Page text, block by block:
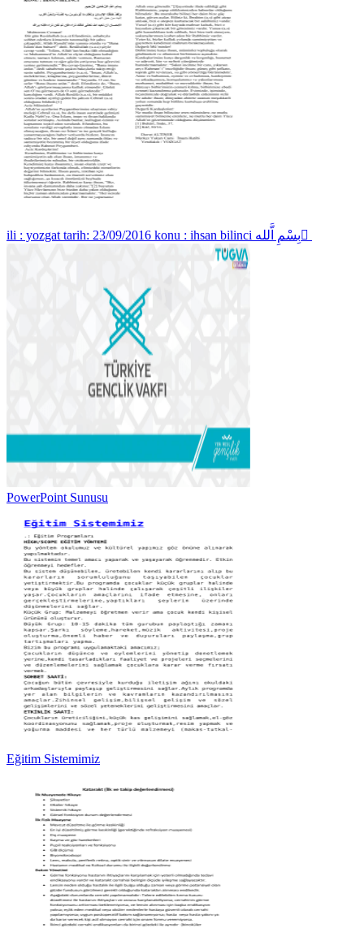
ili : yozgat tarih: 23/09/2016 konu : ihsan bilinci بِسْمِ اَّلله ِ
PowerPoint Sunusu
Eğitim Sistemimiz